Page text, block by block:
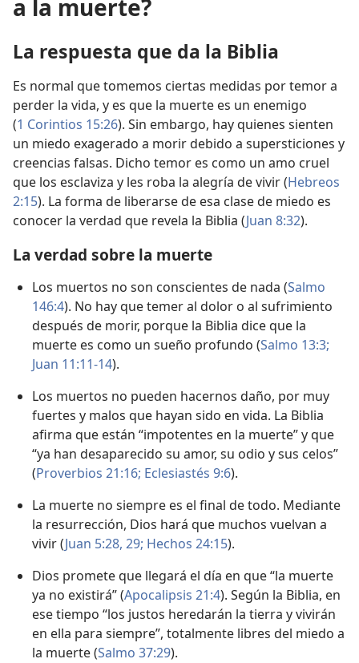
a la muerte?
La respuesta que da la Biblia
Es normal que tomemos ciertas medidas por temor a
perder la vida, y es que la muerte es un enemigo
(1 Corintios 15:26). Sin embargo, hay quienes sienten
un miedo exagerado a morir debido a supersticiones y
creencias falsas. Dicho temor es como un amo cruel
que los esclaviza y les roba la alegría de vivir (Hebreos
2:15). La forma de liberarse de esa clase de miedo es
conocer la verdad que revela la Biblia (Juan 8:32).
La verdad sobre la muerte
Los muertos no son conscientes de nada (Salmo
146:4). No hay que temer al dolor o al sufrimiento
después de morir, porque la Biblia dice que la
muerte es como un sueño profundo (Salmo 13:3;
Juan 11:11-14).
Los muertos no pueden hacernos daño, por muy
fuertes y malos que hayan sido en vida. La Biblia
afirma que están “impotentes en la muerte” y que
“ya han desaparecido su amor, su odio y sus celos”
(Proverbios 21:16; Eclesiastés 9:6).
La muerte no siempre es el final de todo. Mediante
la resurrección, Dios hará que muchos vuelvan a
vivir (Juan 5:28, 29; Hechos 24:15).
Dios promete que llegará el día en que “la muerte
ya no existirá” (Apocalipsis 21:4). Según la Biblia, en
ese tiempo “los justos heredarán la tierra y vivirán
en ella para siempre”, totalmente libres del miedo a
la muerte (Salmo 37:29).